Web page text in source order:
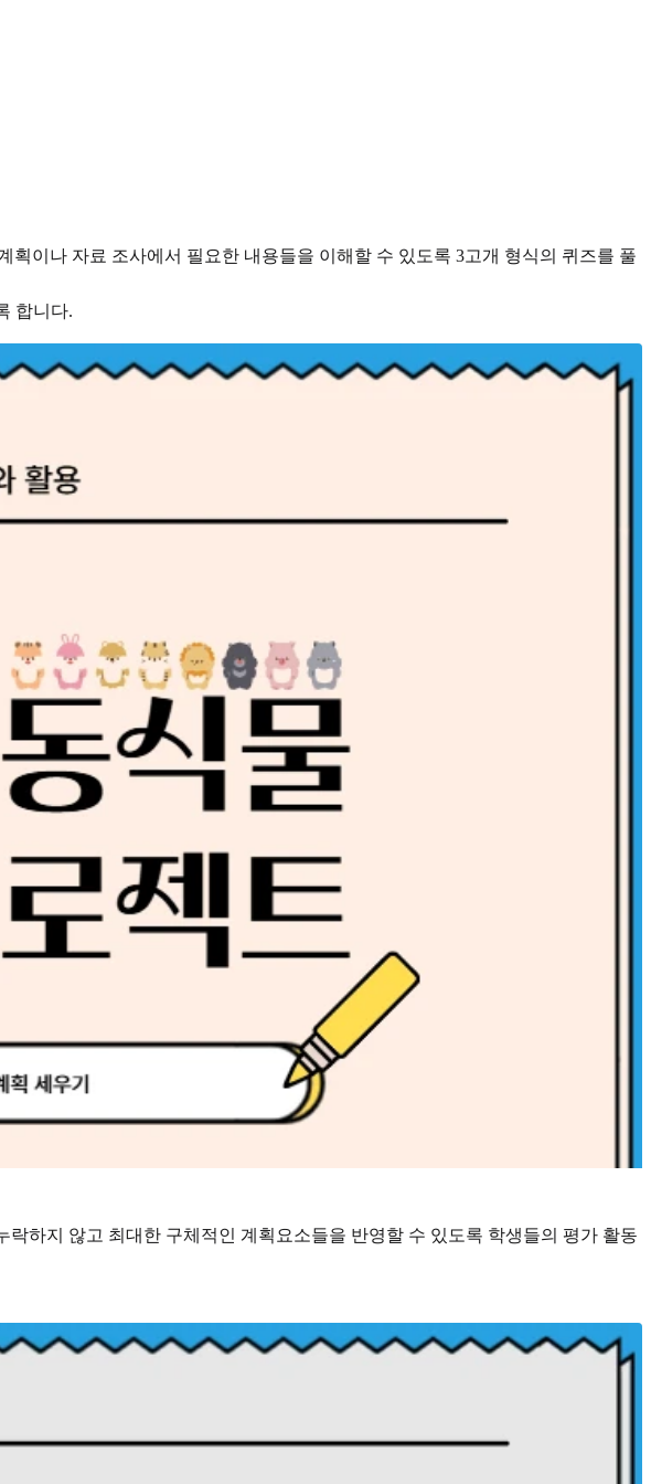
이나 자료 조사에서 필요한 내용들을 이해할 수 있도록 3고개 형식의 퀴즈를 풀
합니다.
하지 않고 최대한 구체적인 계획요소들을 반영할 수 있도록 학생들의 평가 활동